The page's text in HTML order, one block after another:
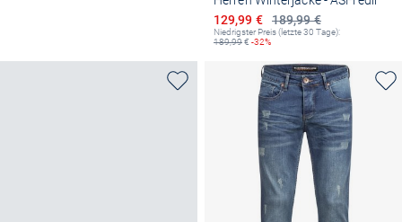
189,99 €
Ermäßigter Preis
129,99 €
Niedrigster Preis (letzte 30 Tage):
189,99€ -32%